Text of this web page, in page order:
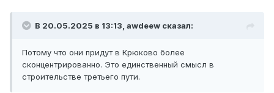
В 20.05.2025 в 13:13, awdeew сказал:
Потому что они придут в Крюково более
сконцентрированно. Это единственный смысл в
строительстве третьего пути.